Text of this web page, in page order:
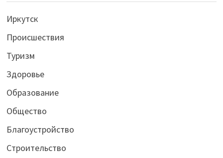
Иркутск
Происшествия
Туризм
Здоровье
Образование
Общество
Благоустройство
Строительство